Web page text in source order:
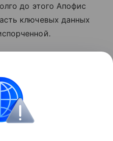
до этого Апофис
ключевых данных